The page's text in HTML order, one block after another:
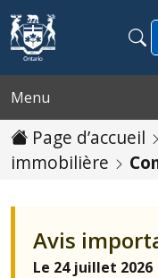
Passer au contenu
Menu
Page d’accueil
immobilière
Avis
Le 24 juillet 2026